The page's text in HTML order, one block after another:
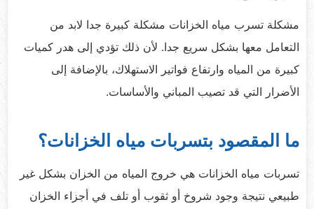
مشكلة تسرب مياه الخزانات مشكلة كبيرة جدا لابد من
التعامل معها بشكل سريع جدا. لأن ذلك تؤدي إلى هدر كميات
كبيرة من المياه وارتفاع فواتير الاستهلاك، بالإضافة إلى
الأضرار التي قد تصيب المباني والأساسات.
ما المقصود بتسربات مياه الخزانات؟
تسربات مياه الخزانات هي خروج المياه من الخزان بشكل غير
طبيعي نتيجة وجود شروخ أو ثقوب أو تلف في أجزاء الخزان